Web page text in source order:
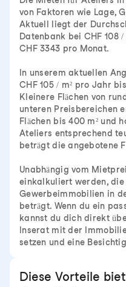
von Faktoren wie Lage,
Aktuell liegt der
Datenbank bei CHF 108
CHF 3343 pro Monat.
In unserem aktuellen
CHF 105 / m² pro Jahr
Kleinere Flächen von
unteren Preisbereichen
Flächen bis 400 m² und
Ateliers entsprechend
beträgt die angebotene
Unabhängig vom
einkalkuliert werden, die
Gewerbeimmobilien in
beträgt. Wenn du ein
kannst du dich direkt
Inserat mit der
setzen und eine
Diese Vorteile